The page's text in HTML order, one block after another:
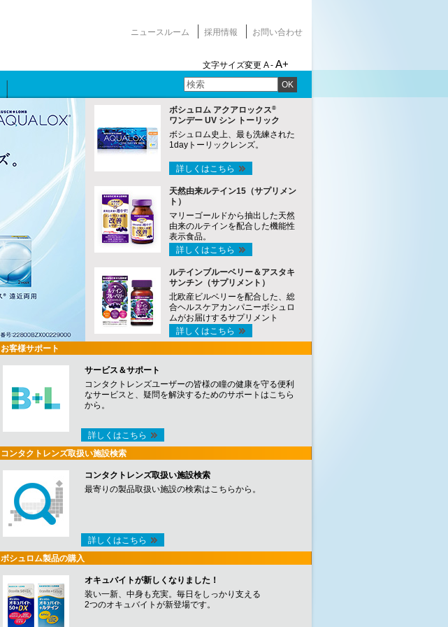
ニュースルーム 採用情報 お問い合わせ
文字サイズ変更 A - A+
OK
ボシュロム アクアロックス®
ワンデー UV シン トーリック
ボシュロム史上、最も洗練された
1dayトーリックレンズ。
詳しくはこちら
天然由来ルテイン15（サプリメン
ト）
マリーゴールドから抽出した天然
由来のルテインを配合した機能性
表示食品。
詳しくはこちら
ルテインブルーベリー＆アスタキ
サンチン（サプリメント）
北欧産ビルベリーを配合した、総
合ヘルスケアカンパニーボシュロ
ムがお届けするサプリメント
詳しくはこちら
お客様サポート
サービス＆サポート
コンタクトレンズユーザーの皆様の瞳の健康を守る便利
なサービスと、疑問を解決するためのサポートはこちら
から。
詳しくはこちら
コンタクトレンズ取扱い施設検索
コンタクトレンズ取扱い施設検索
最寄りの製品取扱い施設の検索はこちらから。
詳しくはこちら
ボシュロム製品の購入
オキュバイトが新しくなりました！
装い一新、中身も充実。毎日をしっかり支える
2つのオキュバイトが新登場です。